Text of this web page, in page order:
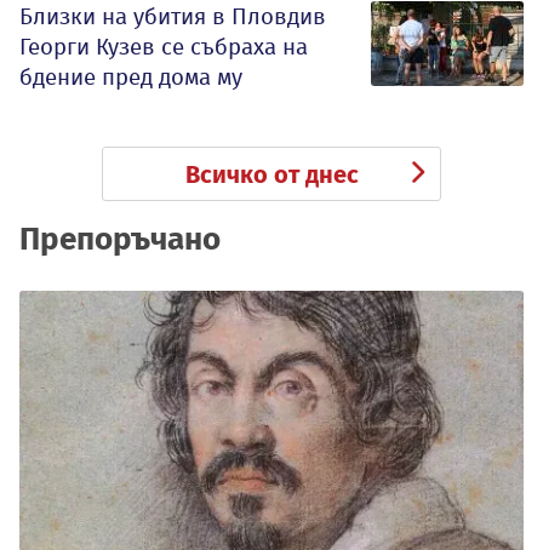
Близки на убития в Пловдив
Георги Кузев се събраха на
бдение пред дома му
Всичко от днес
Препоръчано